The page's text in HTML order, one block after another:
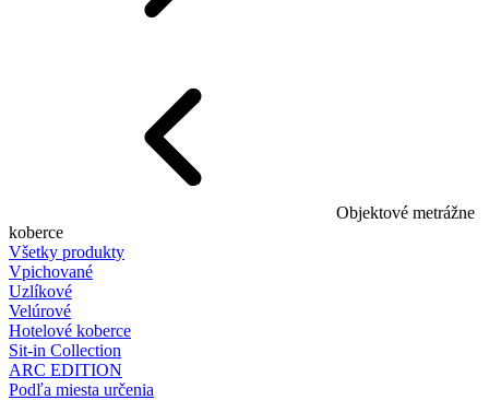
Objektové metrážne
koberce
Všetky produkty
Vpichované
Uzlíkové
Velúrové
Hotelové koberce
Sit-in Collection
ARC EDITION
Podľa miesta určenia